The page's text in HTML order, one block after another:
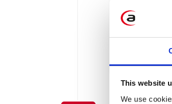
This website
We use
W tym
zbudowaniu